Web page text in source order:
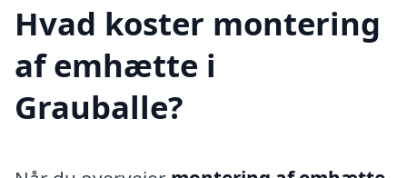
Hvad koster montering
af emhætte i
Grauballe?